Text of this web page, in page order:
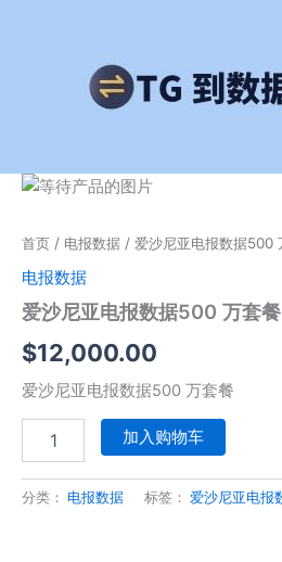
首页 / 电报数据 / 爱沙尼亚电报数据500
电报数据
爱沙尼亚电报数据500 万套餐
$12,000.00
爱沙尼亚电报数据500 万套餐
爱
亚
电
报
数
500
万
套
餐
量
加入购物车
分类： 电报数据 标签： 爱沙尼亚电报